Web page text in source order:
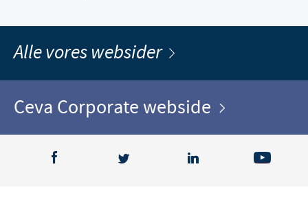
Alle vores websider
Ceva Corporate webside